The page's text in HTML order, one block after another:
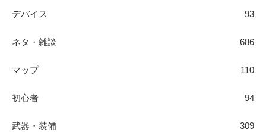
デバイス 93
ネタ・雑談 686
マップ 110
初心者 94
武器・装備 309